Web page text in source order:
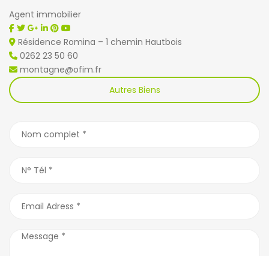
Agent immobilier
Résidence Romina – 1 chemin Hautbois
0262 23 50 60
montagne@ofim.fr
Autres Biens